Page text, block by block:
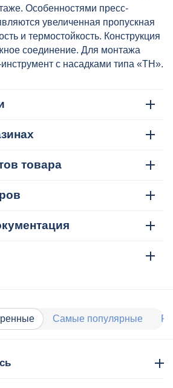
Особенностями пресс-
увеличенная пропускная
и термостойкость. Конструкция
соединение. Для монтажа
с насадками типа «ТН».
товара
Самые популярные